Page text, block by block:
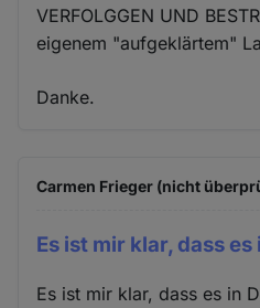
VERFOLGGEN UND
eigenem "aufgeklärtem"
Danke.
Carmen Frieger (nicht
Es ist mir klar, dass es
Es ist mir klar, dass es in